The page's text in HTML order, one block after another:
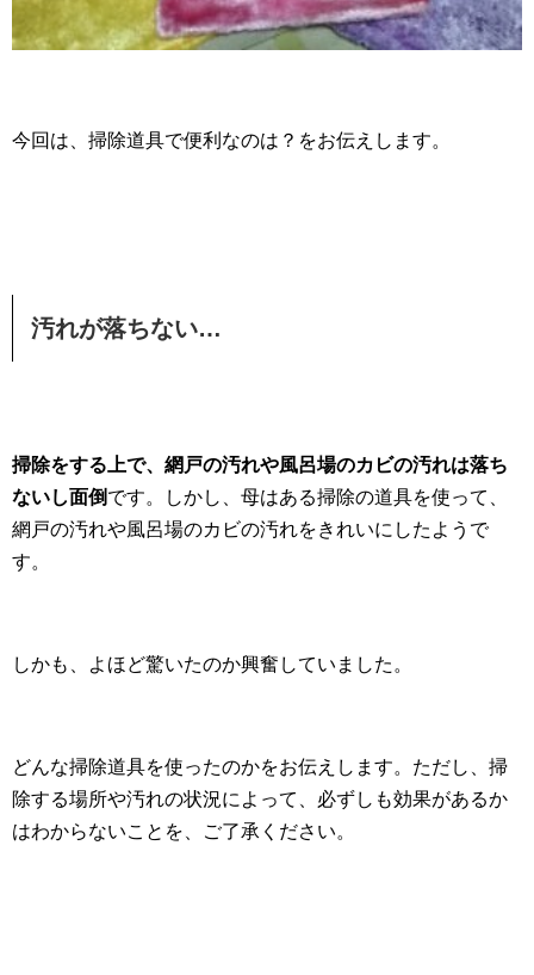
今回は、掃除道具で便利なのは？をお伝えします。
汚れが落ちない…
掃除をする上で、網戸の汚れや風呂場のカビの汚れは落ち
ないし面倒です。しかし、母はある掃除の道具を使って、
網戸の汚れや風呂場のカビの汚れをきれいにしたようで
す。
しかも、よほど驚いたのか興奮していました。
どんな掃除道具を使ったのかをお伝えします。ただし、掃
除する場所や汚れの状況によって、必ずしも効果があるか
はわからないことを、ご了承ください。